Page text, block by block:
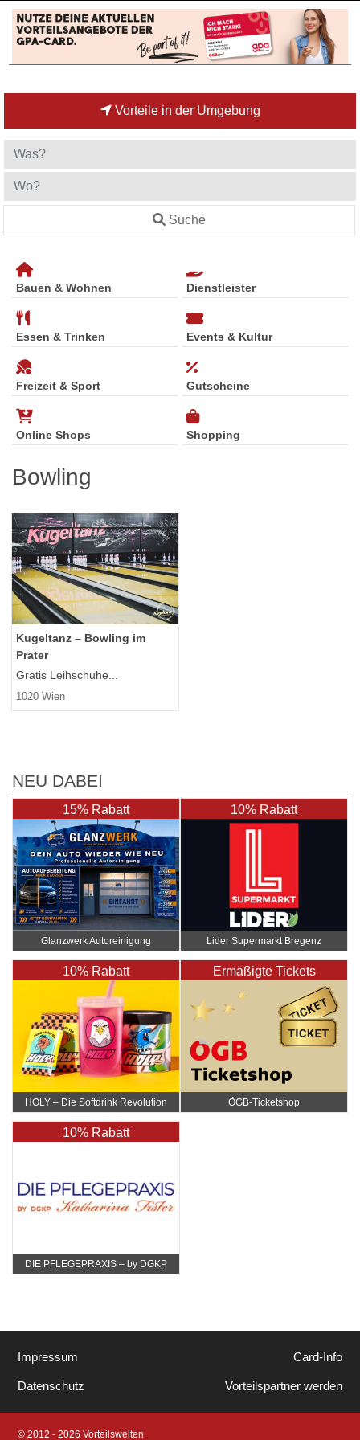
Vorteile in der Umgebung
Suche
Bauen & Wohnen Dienstleister
Essen & Trinken Events & Kultur
Freizeit & Sport Gutscheine
Online Shops Shopping
Bowling
Kugeltanz – Bowling im
Prater
Gratis Leihschuhe...
1020 Wien
NEU DABEI
15% Rabatt
Glanzwerk Autoreinigung
10% Rabatt
Lider Supermarkt Bregenz
10% Rabatt
HOLY – Die Softdrink Revolution
Ermäßigte Tickets
ÖGB-Ticketshop
10% Rabatt
DIE PFLEGEPRAXIS – by DGKP
Impressum
Datenschutz
Card-Info
Vorteilspartner werden
© 2012 - 2026 Vorteilswelten